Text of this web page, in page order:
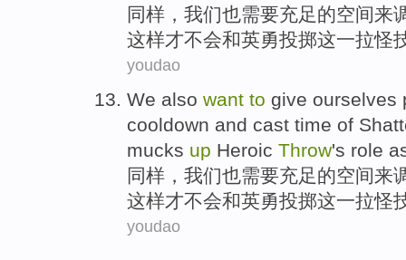
同样 ， 我们也需要充足的空间来
这样才不会和英勇投掷这一拉怪
youdao
We also want to give ourselves
cooldown and cast time of
mucks up Heroic Throw's role
同样 ， 我们也需要充足的空间来
这样才不会和英勇投掷这一拉怪
youdao